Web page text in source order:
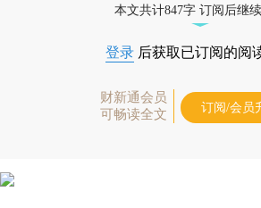
本文共计847字 订阅后继
登录 后获取已订阅的阅
财新通会员
可畅读全文
订阅/会员